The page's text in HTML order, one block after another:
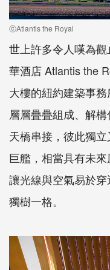
ⓒAtlantis the Royal
世上許多令人嘆為
華酒店 Atlantis the
大樓的紐約建築事
層層疊疊組成、解
天橋串接，彼此獨
巨艦，相當具有未
讓光線與空氣易於
獨樹一格。